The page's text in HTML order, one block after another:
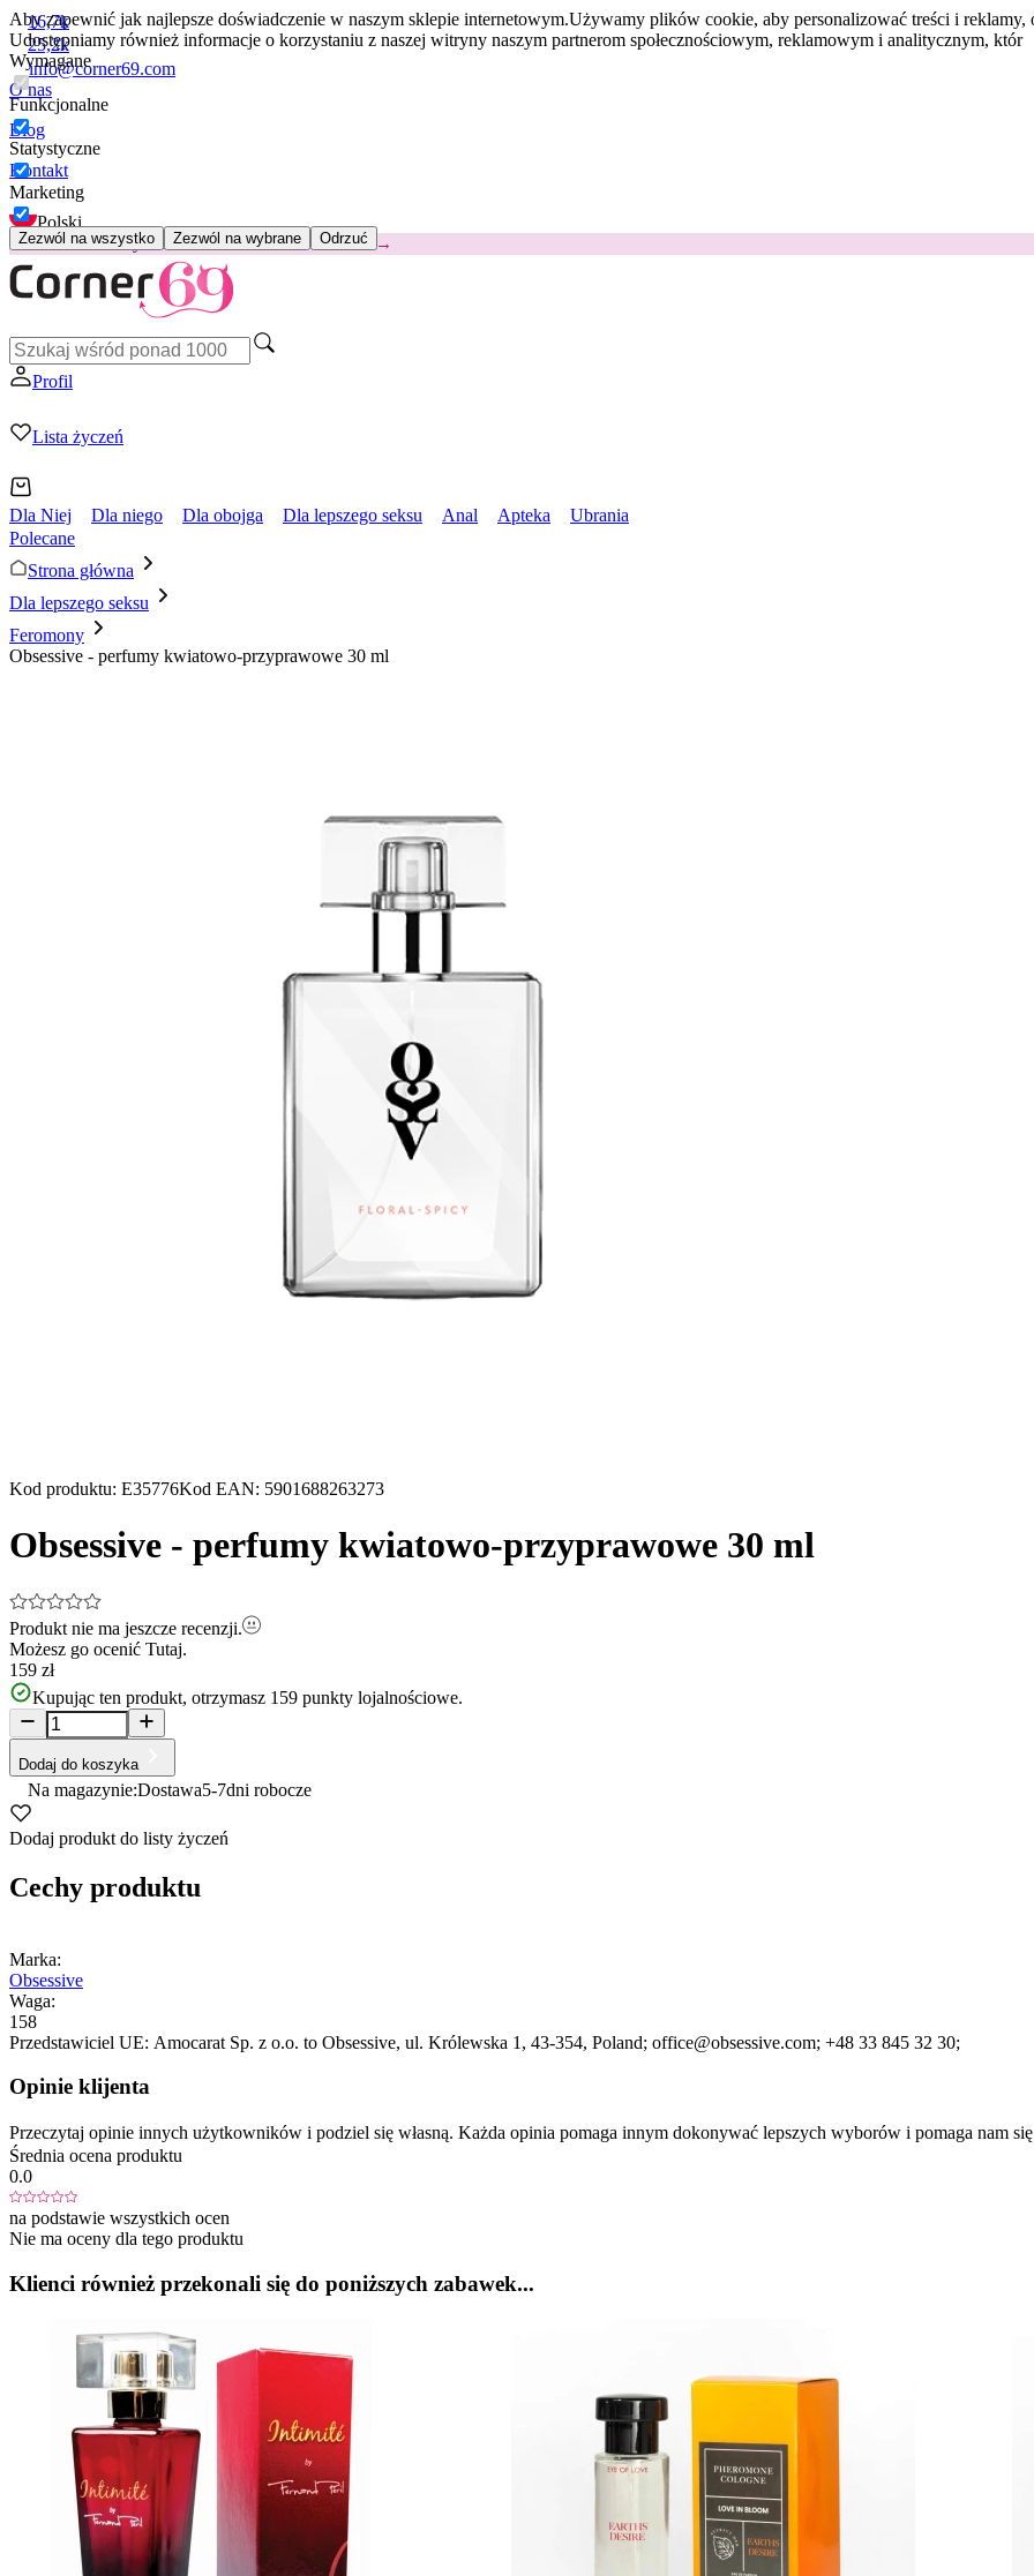
Aby zapewnić jak najlepsze doświadczenie w naszym sklepie internetowym.Używamy plików cookie, aby personalizować treści i reklamy,
Udostępniamy również informacje o korzystaniu z naszej witryny naszym partnerom społecznościowym, reklamowym i analitycznym, któr
Wymagane
Funkcjonalne
Statystyczne
Marketing
Zezwól na wszystko Zezwól na wybrane Odrzuć
16,7k
25,2k
info@corner69.com
O nas
Blog
Kontakt
Polski
😽Svakom Klitty: 65 zł TANIEJKod: KLITTY →
Profil
Lista życzeń
Dla Niej Dla niego Dla obojga Dla lepszego seksu Anal Apteka
Ubrania
Polecane
Strona główna
Dla lepszego seksu
Feromony
Obsessive - perfumy kwiatowo-przyprawowe 30 ml
Kod produktu: E35776Kod EAN: 5901688263273
Obsessive - perfumy kwiatowo-przyprawowe 30 ml
Produkt nie ma jeszcze recenzji.
Możesz go ocenić Tutaj.
159 zł
Kupując ten produkt, otrzymasz 159 punkty lojalnościowe.
Dodaj do koszyka
Na magazynie:Dostawa5-7dni robocze
Dodaj produkt do listy życzeń
Cechy produktu
Marka:
Obsessive
Waga:
158
Przedstawiciel UE: Amocarat Sp. z o.o. to Obsessive, ul. Królewska 1 , 43-354, Poland; office@obsessive.com; +48 33 845 32 30;
Opinie klijenta
Przeczytaj opinie innych użytkowników i podziel się własną. Każda opinia pomaga innym dokonywać lepszych wyborów i pomaga nam
Średnia ocena produktu
0.0
na podstawie wszystkich ocen
Nie ma oceny dla tego produktu
Klienci również przekonali się do poniższych zabawek...